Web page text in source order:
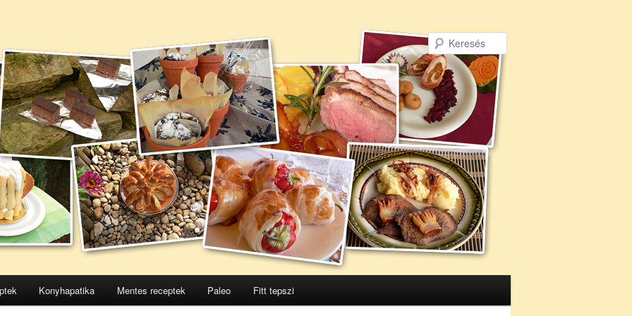
Konyhapatika Mentes receptek Paleo Fitt tepszi